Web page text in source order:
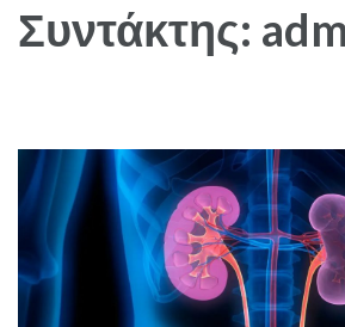
Συντάκτης: